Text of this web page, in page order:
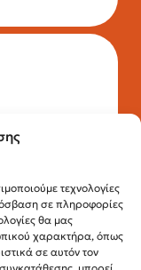
τεχνολογίες
σε πληροφορίες
θα μας
χαρακτήρα, όπως
σε αυτόν τον
54622,
–14:00